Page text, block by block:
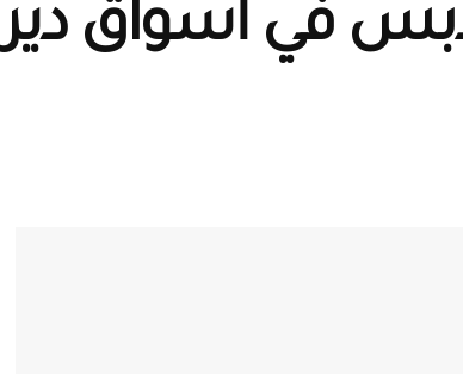
في أسواق